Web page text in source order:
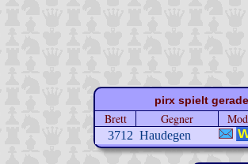
pirx spielt
Brett Gegner
3712 Haudegen